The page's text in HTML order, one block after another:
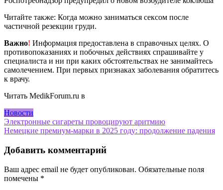
Читайте также: Когда можно заниматься сексом после
частичной резекции груди.
Важно! Информация предоставлена в справочных целях. О
противопоказаниях и побочных действиях спрашивайте у
специалиста и ни при каких обстоятельствах не занимайтесь
самолечением. При первых признаках заболевания обратитесь
к врачу.
Читать MedikForum.ru в
Новости
Навигация
по
записям
Электронные сигареты провоцируют аритмию
Немецкие премиум-марки в 2025 году: продолжение падения
Добавить комментарий
Ваш адрес email не будет опубликован. Обязательные поля
помечены *